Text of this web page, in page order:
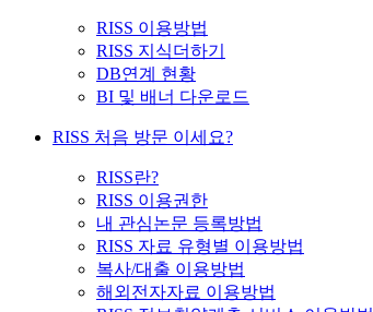
RISS 이용방법
RISS 지식더하기
DB연계 현황
BI 및 배너 다운로드
RISS 처음 방문 이세요?
RISS란?
RISS 이용권한
내 관심논문 등록방법
RISS 자료 유형별 이용방법
복사/대출 이용방법
해외전자자료 이용방법